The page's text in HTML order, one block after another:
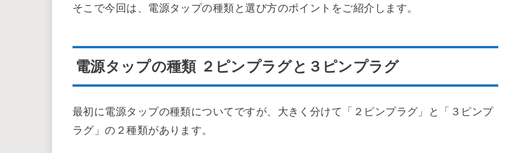
こんにちは、電源タップの選び方についてお話ししたいと思います。
電源タップは、家電やパソコンなどの電気製品を複数接続できる便利なアイテムです。
電源タップは、種類がたくさんありや機能も複数備わっている物もあり、使い勝手や安
会社で使う場合や家庭で使う場合なども選び方も変わってくるでしょう。